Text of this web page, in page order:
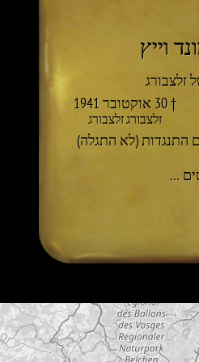
וייץ
זלצבורג
† 30 אוקטובר 1941
זלצבורג זלצבורג
התנגדות (לא התגלה)
…